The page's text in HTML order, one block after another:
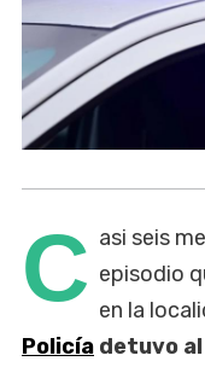
C asi seis
episodio
en la
Policía detuvo